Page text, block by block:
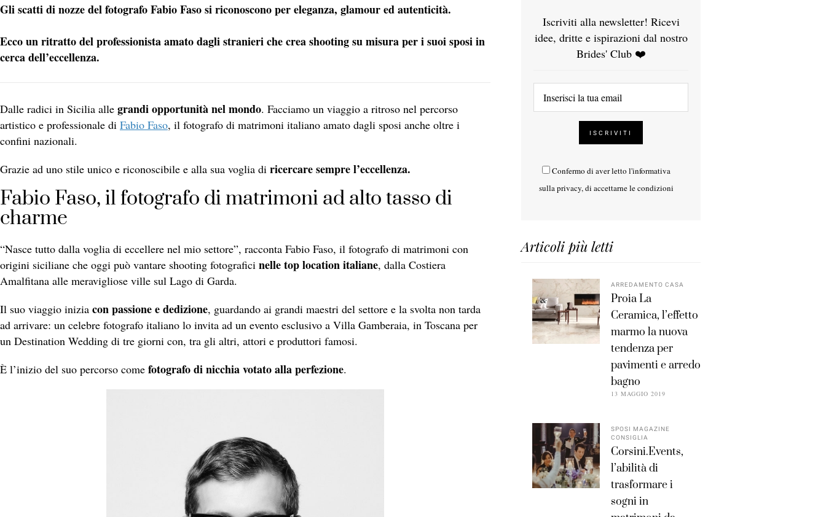
Gli scatti di nozze del fotografo Fabio Faso si riconoscono per eleganza, glamour ed autenticità.
Ecco un ritratto del professionista amato dagli stranieri che crea shooting su misura per i suoi sposi in
cerca dell’eccellenza.
Dalle radici in Sicilia alle grandi opportunità nel mondo. Facciamo un viaggio a ritroso nel percorso
artistico e professionale di Fabio Faso, il fotografo di matrimoni italiano amato dagli sposi anche oltre i
confini nazionali.
Grazie ad uno stile unico e riconoscibile e alla sua voglia di ricercare sempre l’eccellenza.
Fabio Faso, il fotografo di matrimoni ad alto tasso di
charme
“Nasce tutto dalla voglia di eccellere nel mio settore”, racconta Fabio Faso, il fotografo di matrimoni con
origini siciliane che oggi può vantare shooting fotografici nelle top location italiane, dalla Costiera
Amalfitana alle meravigliose ville sul Lago di Garda.
Il suo viaggio inizia con passione e dedizione, guardando ai grandi maestri del settore e la svolta non tarda
ad arrivare: un celebre fotografo italiano lo invita ad un evento esclusivo a Villa Gamberaia, in Toscana per
un Destination Wedding di tre giorni con, tra gli altri, attori e produttori famosi.
È l’inizio del suo percorso come fotografo di nicchia votato alla perfezione.
Iscriviti alla newsletter! Ricevi
idee, dritte e ispirazioni dal nostro
Brides' Club ❤️
Confermo di aver letto l'informativa
sulla privacy, di accettarne le condizioni
Articoli più letti
ARREDAMENTO CASA
Proia La
Ceramica, l’effetto
marmo la nuova
tendenza per
pavimenti e arredo
bagno
13 MAGGIO 2019
SPOSI MAGAZINE
CONSIGLIA
Corsini.Events,
l’abilità di
trasformare i
sogni in